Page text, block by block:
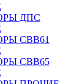
ДПС
CBB61
CBB65